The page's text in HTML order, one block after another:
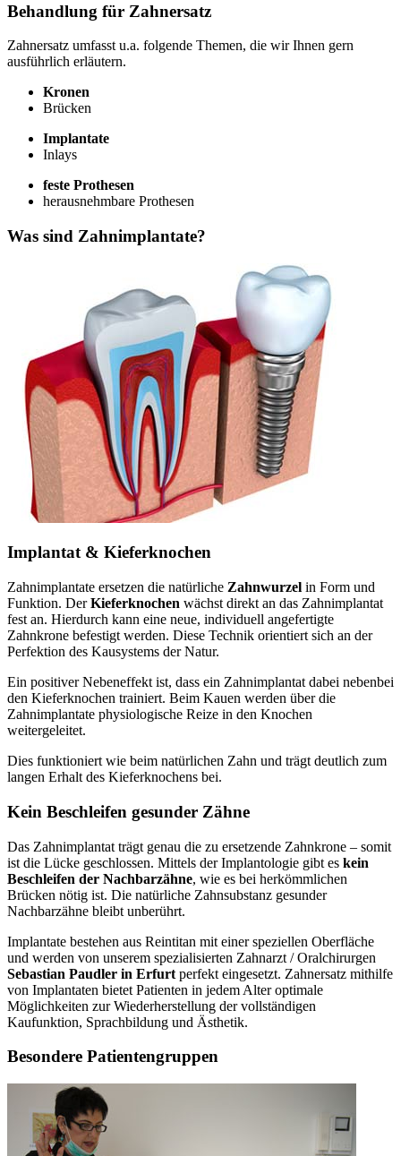
Behandlung für Zahnersatz
Zahnersatz umfasst u.a. folgende Themen, die wir Ihnen gern
ausführlich erläutern.
Kronen
Brücken
Implantate
Inlays
feste Prothesen
herausnehmbare Prothesen
Was sind Zahnimplantate?
Implantat & Kieferknochen
Zahnimplantate ersetzen die natürliche Zahnwurzel in Form und
Funktion. DerKieferknochen wächst direkt an das Zahnimplantat
fest an. Hierdurch kann eine neue, individuell angefertigte
Zahnkrone befestigt werden. Diese Technik orientiert sich an der
Perfektion des Kausystems der Natur.
Ein positiver Nebeneffekt ist, dass ein Zahnimplantat dabei nebenbei
den Kieferknochen trainiert. Beim Kauen werden über die
Zahnimplantate physiologische Reize in den Knochen
weitergeleitet.
Dies funktioniert wie beim natürlichen Zahn und trägt deutlich zum
langen Erhalt des Kieferknochens bei.
Kein Beschleifen gesunder Zähne
Das Zahnimplantat trägt genau die zu ersetzende Zahnkrone – somit
ist die Lücke geschlossen. Mittels der Implantologie gibt es kein
Beschleifen der Nachbarzähne, wie es bei herkömmlichen
Brücken nötig ist. Die natürliche Zahnsubstanz gesunder
Nachbarzähne bleibt unberührt.
Implantate bestehen aus Reintitan mit einer speziellen Oberfläche
und werden von unserem spezialisierten Zahnarzt / Oralchirurgen
Sebastian Paudler in Erfurt perfekt eingesetzt. Zahnersatz mithilfe
von Implantaten bietet Patienten in jedem Alter optimale
Möglichkeiten zur Wiederherstellung der vollständigen
Kaufunktion, Sprachbildung und Ästhetik.
Besondere Patientengruppen